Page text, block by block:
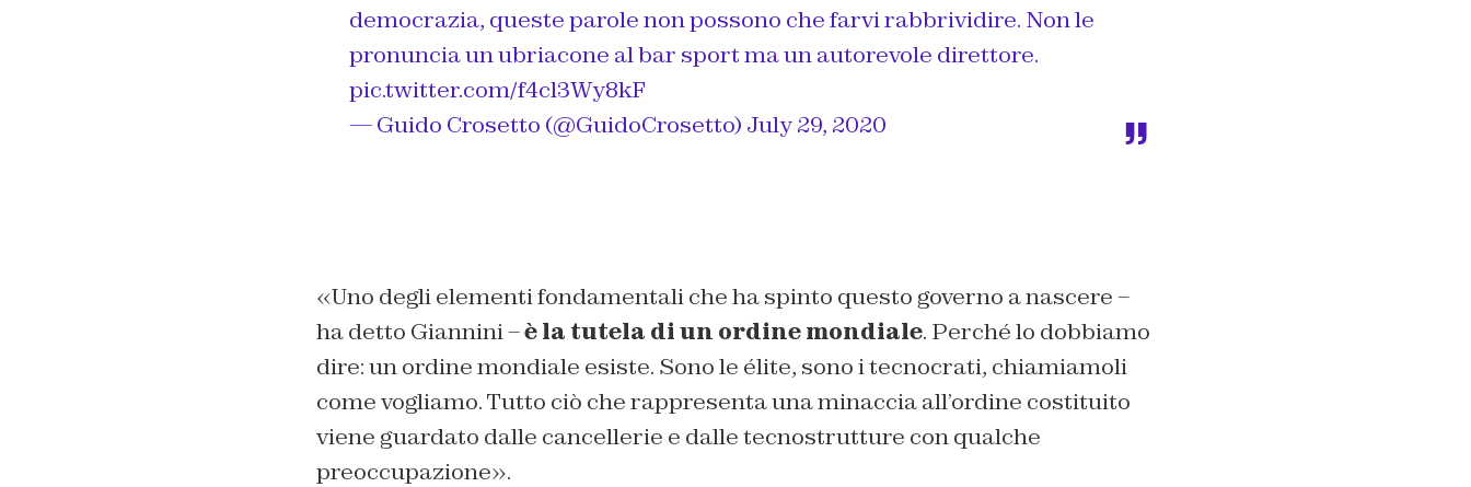
democrazia, queste parole non possono che farvi rabbrividire. Non le
pronuncia un ubriacone al bar sport ma un autorevole direttore.
pic.twitter.com/f4cl3Wy8kF
— Guido Crosetto (@GuidoCrosetto) July 29, 2020
«Uno degli elementi fondamentali che ha spinto questo governo a nascere –
ha detto Giannini –è la tutela di un ordine mondiale. Perché lo dobbiamo
dire: un ordine mondiale esiste. Sono le élite, sono i tecnocrati, chiamiamoli
come vogliamo. Tutto ciò che rappresenta una minaccia all’ordine costituito
viene guardato dalle cancellerie e dalle tecnostrutture con qualche
preoccupazione».